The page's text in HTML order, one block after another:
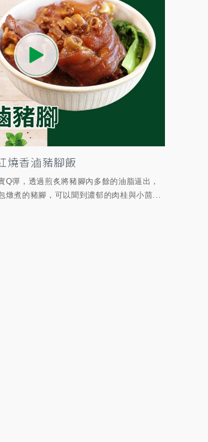
燒香滷豬腳飯
Q彈，透過煎炙將豬腳內多餘的油脂逼出，
燉煮的豬腳，可以聞到濃郁的肉桂與小茴...